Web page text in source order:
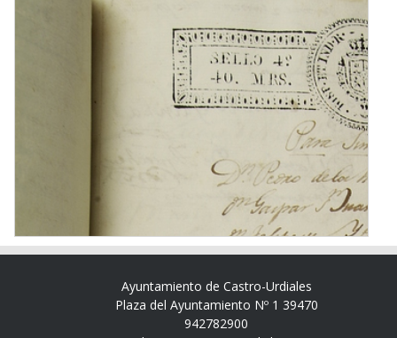
Ayuntamiento de Castro-Urdiales
Plaza del Ayuntamiento Nº 1 39470
942782900